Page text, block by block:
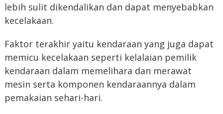
lebih sulit dikendalikan dan dapat menyebabkan
kecelakaan.
Faktor terakhir yaitu kendaraan yang juga dapat
memicu kecelakaan seperti kelalaian pemilik
kendaraan dalam memelihara dan merawat
mesin serta komponen kendaraannya dalam
pemakaian sehari-hari.